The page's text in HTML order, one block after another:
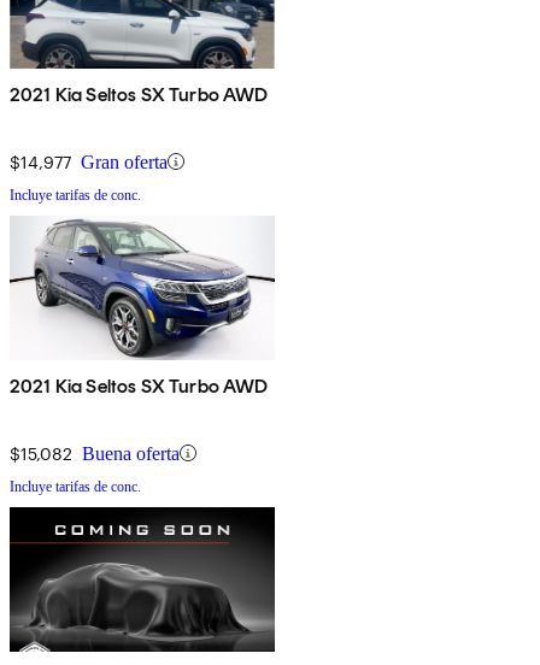
2021 Kia Seltos SX Turbo AWD
$14,977 Gran oferta
Incluye tarifas de conc.
2021 Kia Seltos SX Turbo AWD
$15,082 Buena oferta
Incluye tarifas de conc.